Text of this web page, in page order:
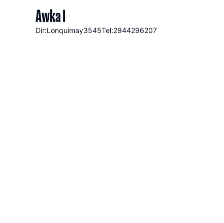
Awka I
Dir:Lonquimay3545Tel:2944296207